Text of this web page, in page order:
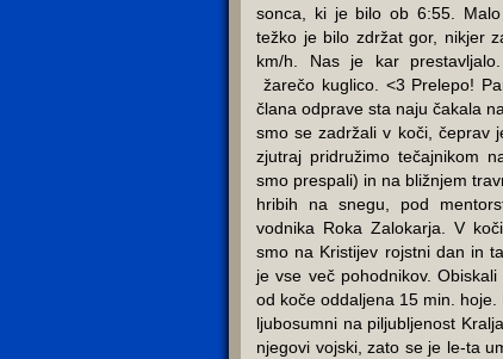
sonca, ki je bilo ob 6:55.
težko je bilo zdržat gor, nikjer
km/h. Nas je kar
žarečo kuglico. <3 Prelepo!
člana odprave sta naju čakala
smo se zadržali v koči, čeprav
zjutraj pridružimo tečajnikom
smo prespali) in na bližnjem
hribih na snegu, pod
vodnika Roka Zalokarja. V
smo na Kristijev rojstni dan in
je vse več pohodnikov.
od koče oddaljena 15 min.
ljubosumni na piljubljenost
njegovi vojski, zato se je le-ta